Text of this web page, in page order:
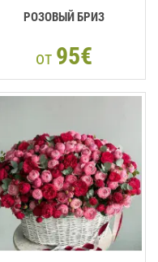
РОЗОВЫЙ БРИЗ
от 95€